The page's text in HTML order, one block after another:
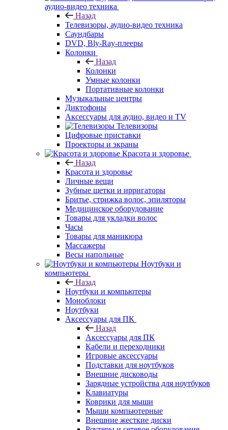
аудио-видео техника
Назад
Телевизоры, аудио-видео техника
Саундбары
DVD, Bly-Ray-плееры
Колонки
Назад
Колонки
Умные колонки
Портативные колонки
Музыкальные центры
Диктофоны
Аксессуары для аудио, видео и TV
Телевизоры
Цифровые приставки
Проекторы и экраны
Красота и здоровье
Назад
Красота и здоровье
Личные вещи
Зубные щетки и ирригаторы
Бритье, стрижка волос, эпиляторы
Медицинское оборудование
Товары для укладки волос
Часы
Товары для маникюра
Массажеры
Весы напольные
Ноутбуки и
компьютеры
Назад
Ноутбуки и компьютеры
Моноблоки
Ноутбуки
Аксессуары для ПК
Назад
Аксессуары для ПК
Кабели и переходники
Игровые аксессуары
Подставки для ноутбуков
Внешние дисководы
Зарядные устройства для ноутбуков
Клавиатуры
Коврики для мыши
Мыши компьютерные
Внешние жесткие диски